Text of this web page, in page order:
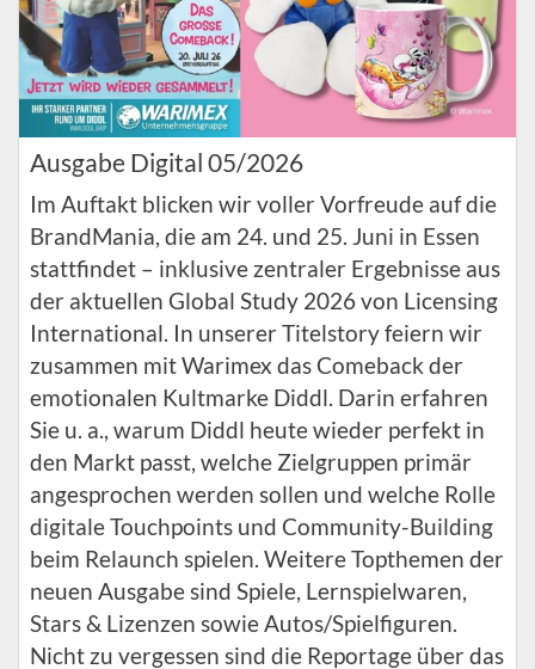
Ausgabe Digital 05/2026
Im Auftakt blicken wir voller Vorfreude auf die
BrandMania, die am 24. und 25. Juni in Essen
stattfindet – inklusive zentraler Ergebnisse aus
der aktuellen Global Study 2026 von Licensing
International. In unserer Titelstory feiern wir
zusammen mit Warimex das Comeback der
emotionalen Kultmarke Diddl. Darin erfahren
Sie u. a., warum Diddl heute wieder perfekt in
den Markt passt, welche Zielgruppen primär
angesprochen werden sollen und welche Rolle
digitale Touchpoints und Community-Building
beim Relaunch spielen. Weitere Topthemen der
neuen Ausgabe sind Spiele, Lernspielwaren,
Stars & Lizenzen sowie Autos/Spielfiguren.
Nicht zu vergessen sind die Reportage über das